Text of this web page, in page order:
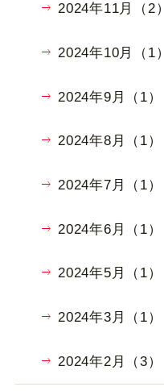
2024年11月（2）
2024年10月（1）
2024年9月（1）
2024年8月（1）
2024年7月（1）
2024年6月（1）
2024年5月（1）
2024年3月（1）
2024年2月（3）